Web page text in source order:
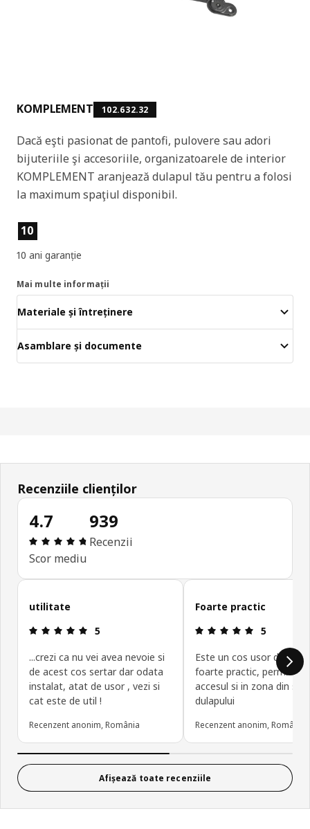
KOMPLEMENT 102.632.32
Dacă eşti pasionat de pantofi, pulovere sau adori
bijuteriile şi accesoriile, organizatoarele de interior
KOMPLEMENT aranjează dulapul tău pentru a folosi
la maximum spaţiul disponibil.
Caracteristicile produselor
10
10 ani garanție
Mai multe informații
Materiale și întreținere
Asamblare și documente
Recenziile clienților
4.7
Prezentare generală: 4.7 din 5 stele Total
Scor mediu
939
Recenzii
Omite recenziile clienților
utilitate
Prezentare generală: 5 din 5 stele
5
...crezi ca nu vei avea nevoie si
de acest cos sertar dar odata
instalat, atat de usor , vezi si
cat este de util !
Recenzent anonim, România
Foarte practic
5
Este un cos usor de
foarte practic, permitand
accesul si in zona din
dulapului
Recenzent anonim, România
Afișează toate recenziile